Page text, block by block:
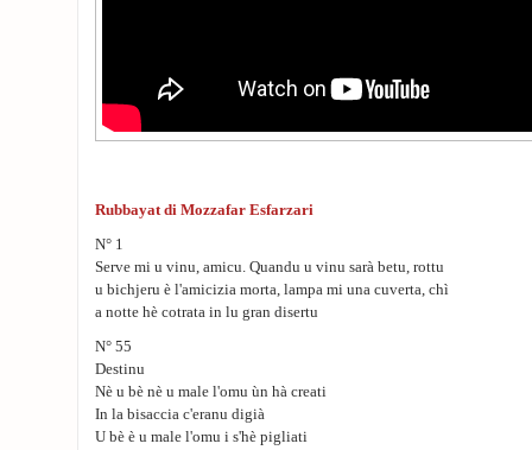
Rubbayat di Mozzafar Esfarzari
N° 1
Serve mi u vinu, amicu. Quandu u vinu sarà betu, rottu
u bichjeru è l'amicizia morta, lampa mi una cuverta, chì
a notte hè cotrata in lu gran disertu
N° 55
Destinu
Nè u bè nè u male l'omu ùn hà creati
In la bisaccia c'eranu digià
U bè è u male l'omu i s'hè pigliati